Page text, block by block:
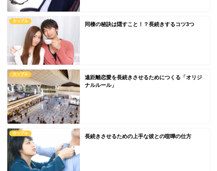
カップル
同棲の秘訣は隠すこと！？長続きするコツ3つ
カップル
遠距離恋愛を長続きさせるためにつくる「オリジ
ナルルール」
カップル
長続きさせるための上手な彼との喧嘩の仕方